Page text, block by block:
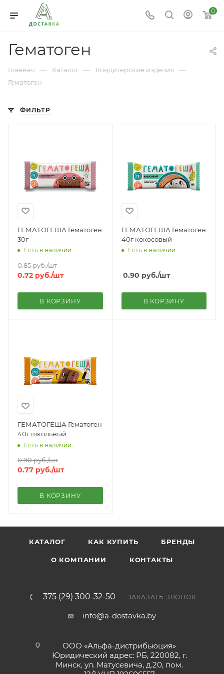
0
Гематоген
Главная — Каталог — Кондитерские изделия —
Гематоген
ФИЛЬТР
ГЕМАТОГЕША Гематоген
30г
Есть в наличии
0.85руб./шт
0.72 руб./шт
В КОРЗИНУ
ГЕМАТОГЕША Гематоген
40г кокосовый
Есть в наличии
0.90 руб./шт
В КОРЗИНУ
ГЕМАТОГЕША Гематоген
40г школьный
Есть в наличии
0.90руб./шт
0.77 руб./шт
В КОРЗИНУ
КАТАЛОГ КАК КУПИТЬ БРЕНДЫ
О КОМПАНИИ КОНТАКТЫ
375 (29) 300-32-50 ЗАКАЗАТЬ ЗВОНОК
info@a-dostavka.by
ООО «Альфа-дистрибьюция»
Юридический адрес: РБ, 220082, г.
Минск, ул. Матусевича, д.20, пом.